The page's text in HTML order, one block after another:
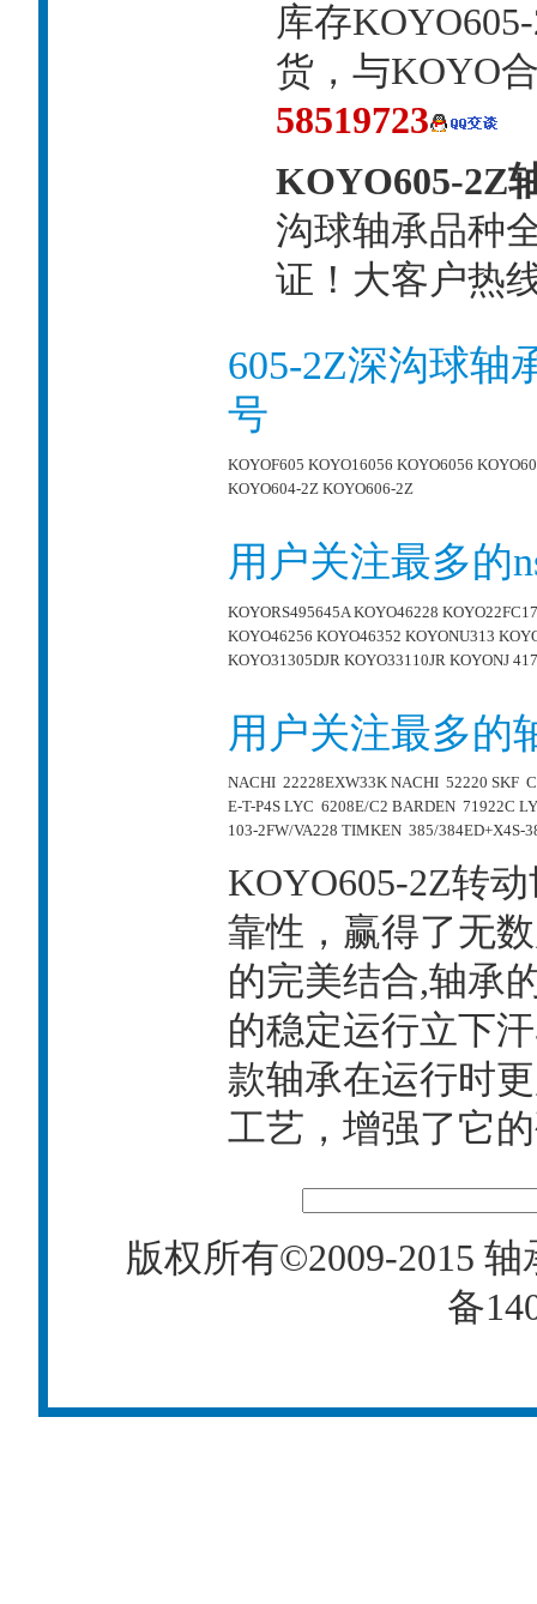
库存
货，与KOYO
58519723
KOYO605-2Z
沟球轴承品种
证！大客户热
605-2Z深沟球轴
号
KOYOF605 KOYO16056 KOYO6056
KOYO604-2Z KOYO606-2Z
用户关注最多的
KOYORS495645A KOYO46228
KOYO46256 KOYO46352 KOYONU313
KOYO31305DJR KOYO33110JR KOYONJ 417
用户关注最多的
NACHI 22228EXW33K NACHI 52220 SKF
E-T-P4S LYC 6208E/C2 BARDEN 71922C
103-2FW/VA228 TIMKEN 385/384ED+X4S-
KOYO605-2Z转
靠性，赢得了无
的完美结合,轴承
的稳定运行立下
款轴承在运行时
工艺，增强了它
版权所有©2009-2015 轴
备